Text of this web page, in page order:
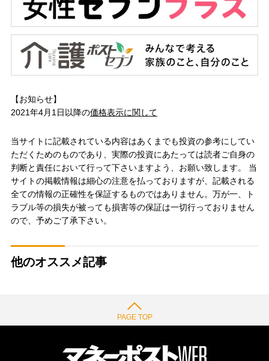
【お知らせ】
2021年4月1日以降の価格表示に関して
当サイトに記載されている内容はあくまでも投資の参考にしてい
ただくためのものであり、実際の投資にあたっては読者ご自身の
判断と責任において行って下さいますよう、お願い致します。 当
サイトの掲載情報は細心の注意を払っておりますが、記載される
全ての情報の正確性を保証するものではありません。万が一、ト
ラブル等の損失が被っても損害等の保証は一切行っておりません
ので、予めご了承下さい。
他のオススメ記事
PAGE TOP